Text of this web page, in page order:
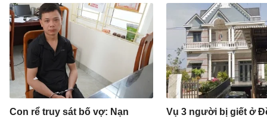
Con rể truy sát bố vợ: Nạn
Vụ 3 người bị giết ở